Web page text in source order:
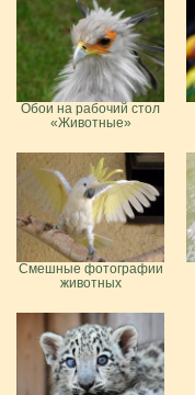
Обои на рабочий стол
«Животные»
Смешные фотографии
животных